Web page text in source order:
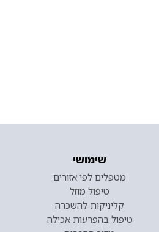
שימושי
מטפלים לפי אזורים
טיפול מוזל
קליניקות להשכרה
טיפול בהפרעות אכילה